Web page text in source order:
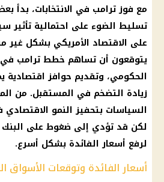
مع فوزترامب في الانتخابات، بدأ
تسليط الضوء على احتمالية تأثير
على الاقتصاد الأمريكي بشكل غير
يتوقعون أن تساهم خطط ترامب في
الحكومي، وتقديم حوافز
زيادة التضخم في المستقبل. من
السياسات بتحفيز النمو الاقتصادي
لكن قد تؤدي إلى ضغوط على
لرفع أسعار الفائدة بشكل أسرع.
أسعار الفائدة وتوقعات الأسواق